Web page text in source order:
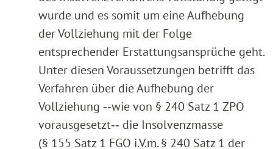
wurde und es somit um eine Aufhebung
der Vollziehung mit der Folge
entsprechender Erstattungsansprüche geht.
Unter diesen Voraussetzungen betrifft das
Verfahren über die Aufhebung der
Vollziehung ‑‑wie von § 240 Satz 1 ZPO
vorausgesetzt‑‑ die Insolvenzmasse
(§ 155 Satz 1 FGO i.V.m. § 240 Satz 1 der